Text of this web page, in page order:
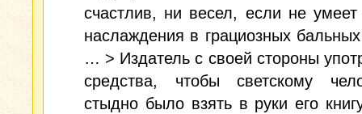
счастлив, ни весел, если не умеет
наслаждения в грациозных
… > Издатель с своей стороны
средства, чтобы светскому
стыдно было взять в руки его